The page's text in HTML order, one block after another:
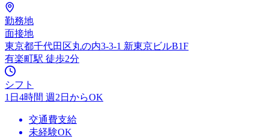
勤務地
面接地
東京都千代田区丸の内3-3-1 新東京ビルB1F
有楽町駅 徒歩2分
シフト
1日4時間 週2日からOK
交通費支給
未経験OK